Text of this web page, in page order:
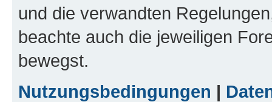
und die verwandten
beachte auch die jeweiligen
bewegst.
Nutzungsbedingungen |